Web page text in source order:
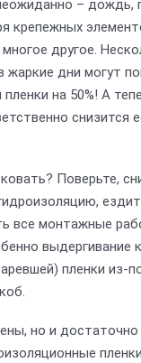
– дождь,
крепежных
другое.
жаркие дни могут
на 50%! А
снизится
Поверьте,
все монтажные
выдергивание
пленки из-
но и достаточно